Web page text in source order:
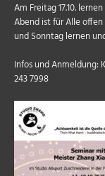
Am Freitag 17.10.
Abend ist für Alle
und Sonntag lernen
Infos und Anmeldung:
243 7998